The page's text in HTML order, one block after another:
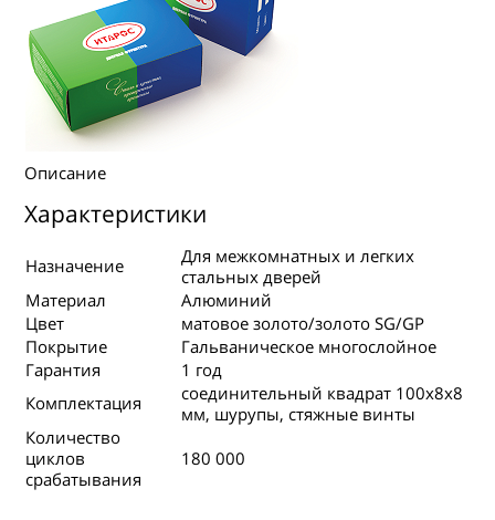
Описание
Характеристики
Назначение
Для межкомнатных и легких
стальных дверей
Материал
Алюминий
Цвет
матовое золото/золото SG/GP
Покрытие
Гальваническое многослойное
Гарантия
1 год
Комплектация
соединительный квадрат 100х8х8
мм, шурупы, стяжные винты
Количество
циклов
срабатывания
180 000